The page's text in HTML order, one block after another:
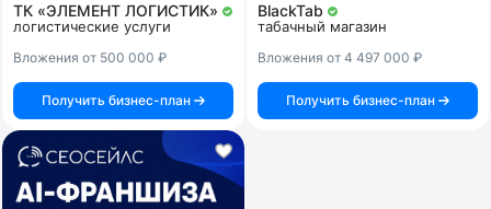
ТК «ЭЛЕМЕНТ ЛОГИСТИК»
логистические услуги
Вложения от 500 000 ₽
Получить бизнес-план
BlackTab
табачный магазин
Вложения от 4 497 000 ₽
Получить бизнес-план